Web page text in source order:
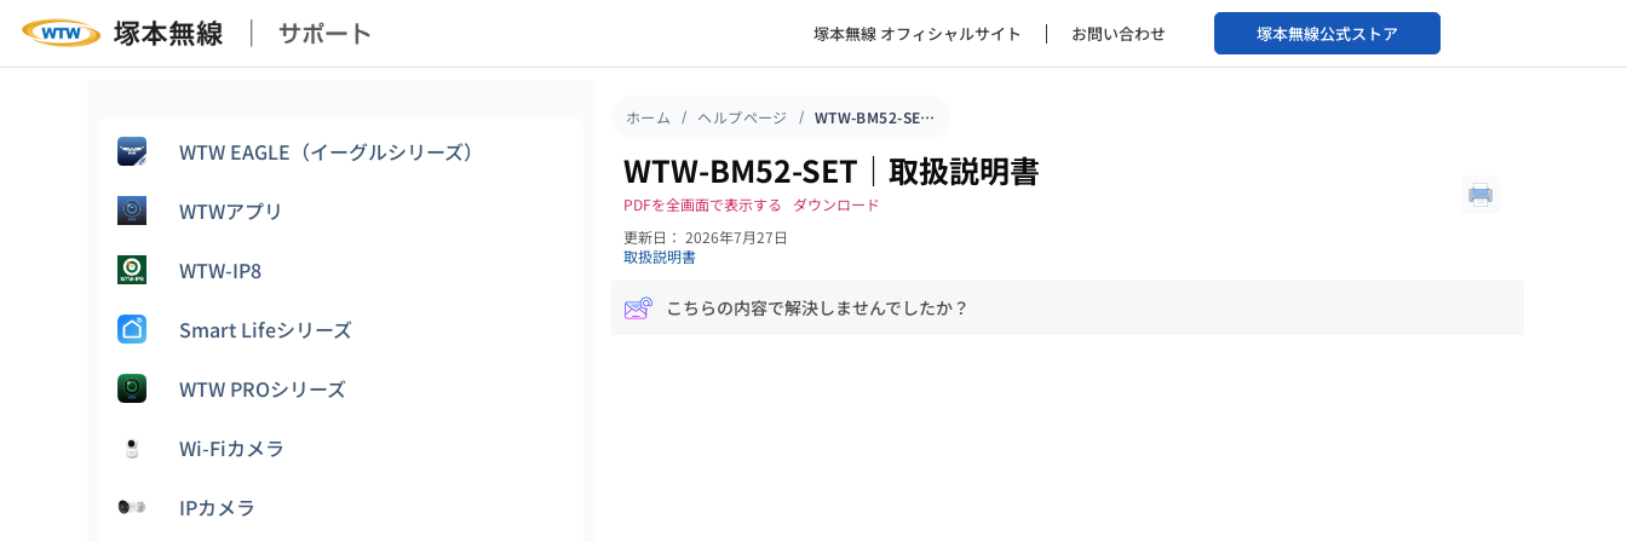
塚本無線 オフィシャルサイト お問い合わせ 塚本無線公式ストア
WTW EAGLE（イーグルシリーズ）
WTWアプリ
WTW-IP8
Smart Lifeシリーズ
WTW PROシリーズ
Wi-Fiカメラ
IPカメラ
ホーム ヘルプページ WTW-BM52-SET｜取扱説明書
WTW-BM52-SET｜取扱説明書
PDFを全画面で表示する
ダウンロード
更新日： 2026年7月27日
取扱説明書
こちらの内容で解決しませんでしたか？